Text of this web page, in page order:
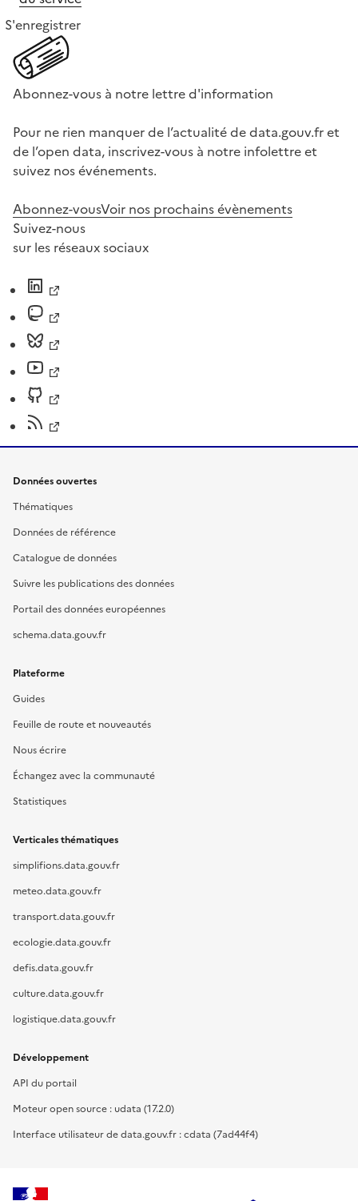
S'enregistrer
Abonnez-vous à notre lettre d'information
Pour ne rien manquer de l’actualité de data.gouv.fr et
de l’open data, inscrivez-vous à notre infolettre et
suivez nos événements.
Abonnez-vousVoir nos prochains évènements
Suivez-nous
sur les réseaux sociaux
Données ouvertes
Thématiques
Données de référence
Catalogue de données
Suivre les publications des données
Portail des données européennes
schema.data.gouv.fr
Plateforme
Guides
Feuille de route et nouveautés
Nous écrire
Échangez avec la communauté
Statistiques
Verticales thématiques
simplifions.data.gouv.fr
meteo.data.gouv.fr
transport.data.gouv.fr
ecologie.data.gouv.fr
defis.data.gouv.fr
culture.data.gouv.fr
logistique.data.gouv.fr
Développement
API du portail
Moteur open source : udata (17.2.0)
Interface utilisateur de data.gouv.fr : cdata (7ad44f4)